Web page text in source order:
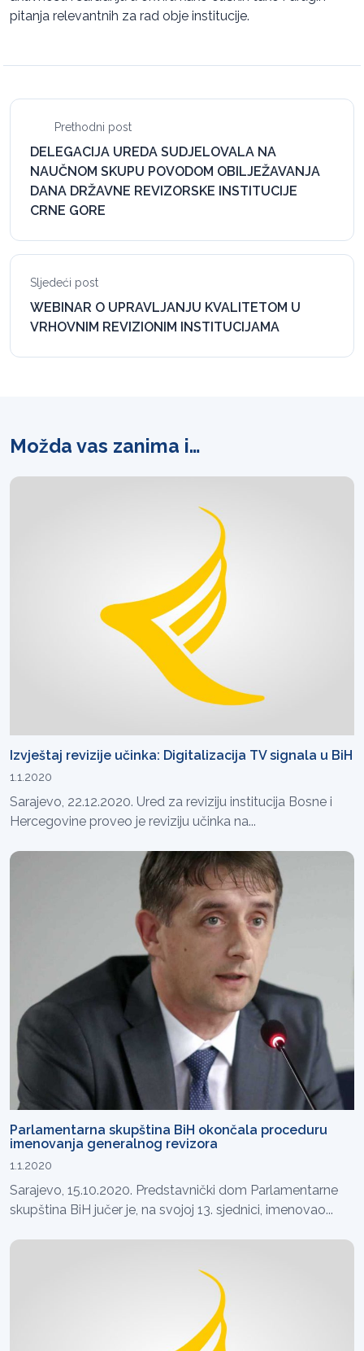
pitanja relevantnih za rad obje institucije.
Prethodni post
DELEGACIJA UREDA SUDJELOVALA NA
NAUČNOM SKUPU POVODOM OBILJEŽAVANJA
DANA DRŽAVNE REVIZORSKE INSTITUCIJE
CRNE GORE
Sljedeći post
WEBINAR O UPRAVLJANJU KVALITETOM U
VRHOVNIM REVIZIONIM INSTITUCIJAMA
Možda vas zanima i…
Izvještaj revizije učinka: Digitalizacija TV signala u BiH
1.1.2020
Sarajevo, 22.12.2020. Ured za reviziju institucija Bosne i
Hercegovine proveo je reviziju učinka na...
Parlamentarna skupština BiH okončala proceduru
imenovanja generalnog revizora
1.1.2020
Sarajevo, 15.10.2020. Predstavnički dom Parlamentarne
skupština BiH jučer je, na svojoj 13. sjednici, imenovao...